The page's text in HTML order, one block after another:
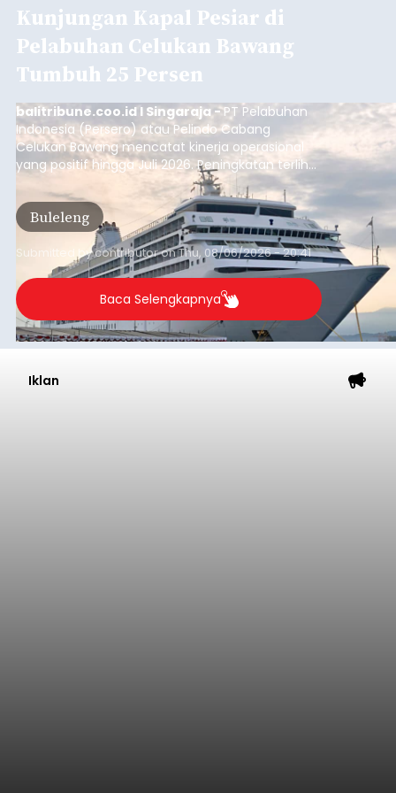
Kunjungan Kapal Pesiar di
Pelabuhan Celukan Bawang
Tumbuh 25 Persen
balitribune.coo.id I Singaraja -PT Pelabuhan
Indonesia (Persero) atau Pelindo Cabang
Celukan Bawang mencatat kinerja operasional
yang positif hingga Juli 2026. Peningkatan terlihat
dari arus kapal yang mencapai 1,48 juta Gross
Tonnage (GT), atau tumbuh 12,4 persen
dibandingkan periode yang sama tahun lalu
yang tercatat sebesar 1,32 juta GT.
Buleleng
Submitted bycontributoronThu, 08/06/2026 - 20:41
Baca Selengkapnya
Iklan